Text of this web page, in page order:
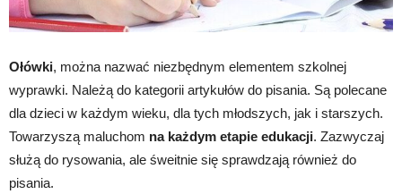
Ołówki, można nazwać niezbędnym elementem szkolnej
wyprawki. Należą do kategorii artykułów do pisania. Są polecane
dla dzieci w każdym wieku, dla tych młodszych, jak i starszych.
Towarzyszą maluchom na każdym etapie edukacji. Zazwyczaj
służą do rysowania, ale śweitnie się sprawdzają również do
pisania.